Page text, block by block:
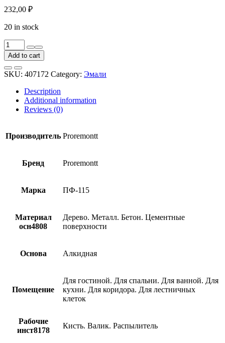
232,00 ₽
20 in stock
Эмаль
Proremontt
ПФ-115
черная
0,9
quantity
Add to cart
SKU: 407172 Category: Эмали
Description
Additional information
Reviews (0)
Производитель Proremontt
Бренд Proremontt
Марка ПФ-115
Материал
осн4808
Дерево. Металл. Бетон. Цементные
поверхности
Основа Алкидная
Помещение
Для гостиной. Для спальни. Для ванной. Для
кухни. Для коридора. Для лестничных
клеток
Рабочие
инст8178
Кисть. Валик. Распылитель